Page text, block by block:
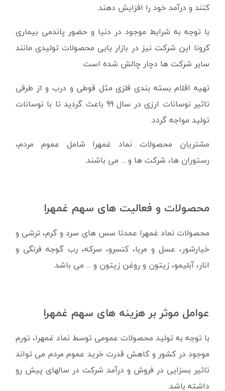
کنند و درآمد خود را افزایش دهند.
با توجه به شرایط موجود در دنیا و حضور پاندمی بیماری
کرونا این شرکت نیز در بازار یابی محصولات تولیدی مانند
سایر شرکت ها دچار چالش شده است.
تهیه اقلام بسته بندی فلزی مثل قوطی و درب و از طرفی
تاثیر نوسانات ارزی در سال 99 باعث گردید تا با نوسانات
تولید مواجه گردد.
مشتریان محصولات نماد غمهرا شامل عموم مردم،
رستوران ها، شرکت ها و ... می باشند.
محصولات و فعالیت های سهم غمهرا
محصولات نماد غمهرا عمدتا سس های سرد و گرم، ترشی و
خیارشور، عسل و مربا، کنسرو، سرکه، رب گوجه فرنگی و
انار، آبلیمو، زیتون و روغن زیتون و ... می باشد.
عوامل موثر بر هزینه های سهم غمهرا
با توجه به تولید محصولات عمومی توسط نماد غمهرا، تورم
موجود در کشور و کاهش قدرت خرید عموم مردم می تواند
تاثیر بسزایی در فروش و درآمد شرکت در سالهای پیش رو
داشته باشد.